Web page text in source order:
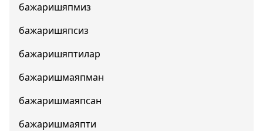
бажаришяпмиз
бажаришяпсиз
бажаришяптилар
бажаришмаяпман
бажаришмаяпсан
бажаришмаяпти